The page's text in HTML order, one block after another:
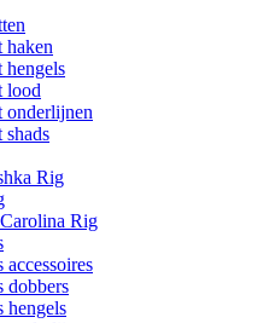
haken
hengels
lood
onderlijnen
shads
Rig
Rig
accessoires
dobbers
hengels